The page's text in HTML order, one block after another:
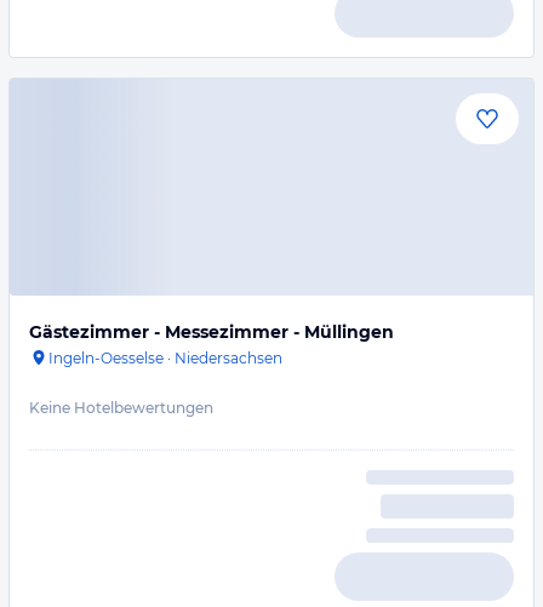
Gästezimmer - Messezimmer - Müllingen
Ingeln-Oesselse · Niedersachsen
Keine Hotelbewertungen